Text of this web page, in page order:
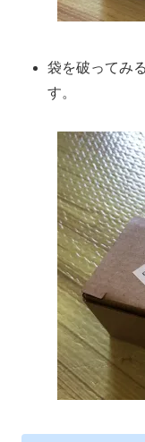
袋を破ってみ
す。